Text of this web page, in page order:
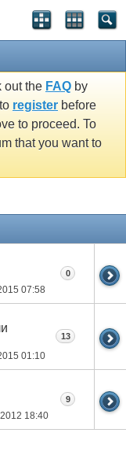
out the FAQ by
register before
to proceed. To
that you want to
07:58
0
01:10
13
18:40
9